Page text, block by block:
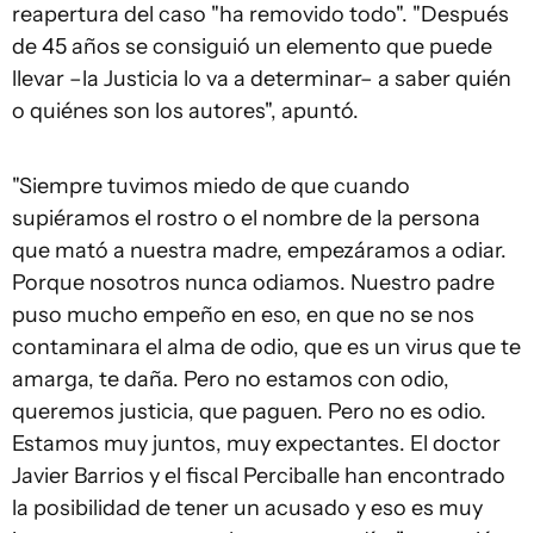
reapertura del caso "ha removido todo". "Después
de 45 años se consiguió un elemento que puede
llevar –la Justicia lo va a determinar– a saber quién
o quiénes son los autores", apuntó.
"Siempre tuvimos miedo de que cuando
supiéramos el rostro o el nombre de la persona
que mató a nuestra madre, empezáramos a odiar.
Porque nosotros nunca odiamos. Nuestro padre
puso mucho empeño en eso, en que no se nos
contaminara el alma de odio, que es un virus que te
amarga, te daña. Pero no estamos con odio,
queremos justicia, que paguen. Pero no es odio.
Estamos muy juntos, muy expectantes. El doctor
Javier Barrios y el fiscal Perciballe han encontrado
la posibilidad de tener un acusado y eso es muy